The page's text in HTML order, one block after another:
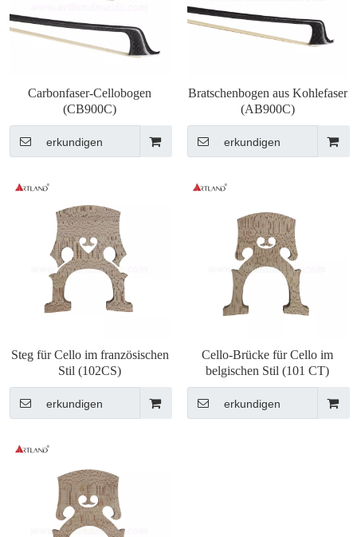
Carbonfaser-Cellobogen
(CB900C)
erkundigen
Bratschenbogen aus Kohlefaser
(AB900C)
erkundigen
Steg für Cello im französischen
Stil (102CS)
erkundigen
Cello-Brücke für Cello im
belgischen Stil (101 CT)
erkundigen